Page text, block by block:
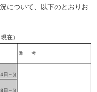
について、以下のとおりお
在）
備 考
日～))
日～))